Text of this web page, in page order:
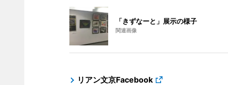
「きずなーと」展示の様子
関連画像
リアン文京Facebook